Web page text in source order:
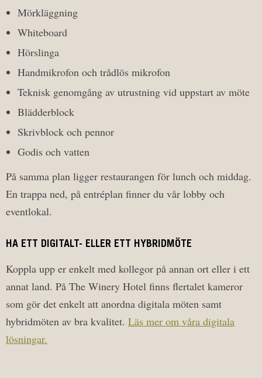
Mörkläggning
Whiteboard
Hörslinga
Handmikrofon och trådlös mikrofon
Teknisk genomgång av utrustning vid uppstart av möte
Blädderblock
Skrivblock och pennor
Godis och vatten
På samma plan ligger restaurangen för lunch och middag.
En trappa ned, på entréplan finner du vår lobby och
eventlokal.
HA ETT DIGITALT- ELLER ETT HYBRIDMÖTE
Koppla upp er enkelt med kollegor på annan ort eller i ett
annat land. På The Winery Hotel finns flertalet kameror
som gör det enkelt att anordna digitala möten samt
hybridmöten av bra kvalitet. Läs mer om våra digitala
lösningar.